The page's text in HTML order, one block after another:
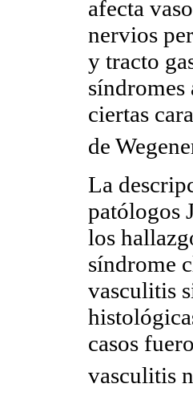
afecta
nervios
y tracto
ciertas
de
La
patólogos
los
síndrome
vasculitis
casos
vasculitis